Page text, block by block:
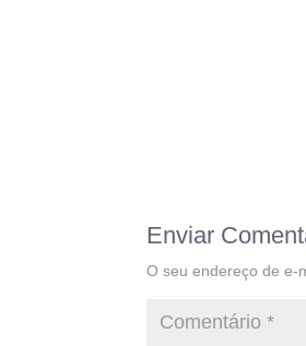
Enviar
O seu endereço de e-